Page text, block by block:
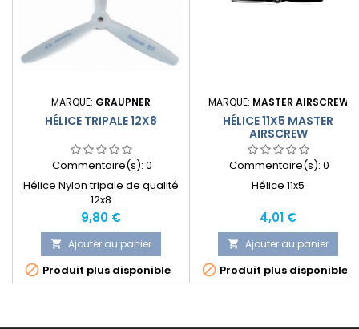
MARQUE: GRAUPNER
HÉLICE TRIPALE 12X8
Commentaire(s): 0
Hélice Nylon tripale de qualité
12x8
Prix
9,80 €
 Ajouter au panier
 Produit plus disponible
MARQUE: MASTER AIRSCREW
HÉLICE 11X5 MASTER
AIRSCREW
Commentaire(s): 0
Hélice 11x5
Prix
4,01 €
 Ajouter au panier
 Produit plus disponible